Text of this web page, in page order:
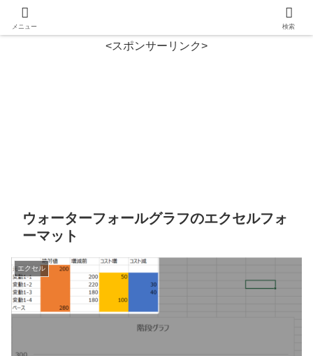
<スポンサーリンク>
ウォーターフォールグラフのエクセルフォ
ーマット
エクセル
メニュー 検索